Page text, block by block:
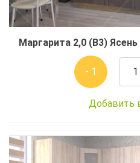
Маргарита 2,0 (В3)
- 1
Добавить